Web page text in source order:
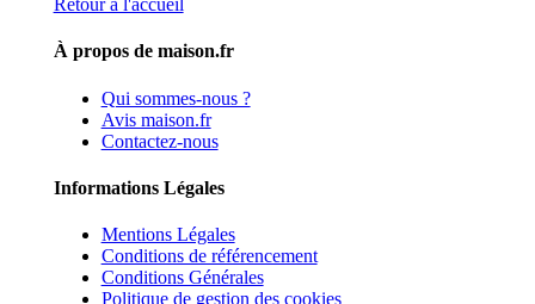
Retour à l'accueil
À propos de maison.fr
Qui sommes-nous ?
Avis maison.fr
Contactez-nous
Informations Légales
Mentions Légales
Conditions de référencement
Conditions Générales
Politique de gestion des cookies